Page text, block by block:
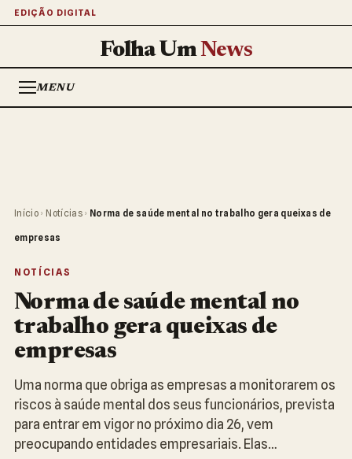
EDIÇÃO DIGITAL
Folha UmNews
MENU
Início › Notícias › Norma de saúde mental no trabalho gera queixas de
empresas
NOTÍCIAS
Norma de saúde mental no
trabalho gera queixas de
empresas
Uma norma que obriga as empresas a monitorarem os
riscos à saúde mental dos seus funcionários, prevista
para entrar em vigor no próximo dia 26, vem
preocupando entidades empresariais. Elas…